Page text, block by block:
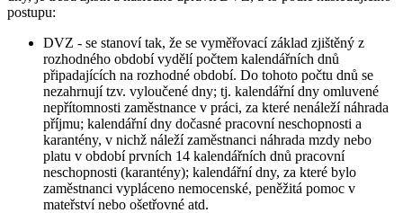
postupu:
DVZ - se stanoví tak, že se vyměřovací základ zjištěný z
rozhodného období vydělí počtem kalendářních dnů
připadajících na rozhodné období. Do tohoto počtu dnů se
nezahrnují tzv. vyloučené dny; tj. kalendářní dny omluvené
nepřítomnosti zaměstnance v práci, za které nenáleží náhrada
příjmu; kalendářní dny dočasné pracovní neschopnosti a
karantény, v nichž náleží zaměstnanci náhrada mzdy nebo
platu v období prvních 14 kalendářních dnů pracovní
neschopnosti (karantény); kalendářní dny, za které bylo
zaměstnanci vypláceno nemocenské, peněžitá pomoc v
mateřství nebo ošetřovné atd.